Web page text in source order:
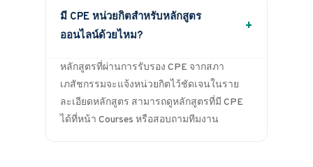
มี CPE หน่วยกิตสำหรับหลักสูตร
ออนไลน์ด้วยไหม?
+
หลักสูตรที่ผ่านการรับรอง CPE จากสภา
เภสัชกรรมจะแจ้งหน่วยกิตไว้ชัดเจนในราย
ละเอียดหลักสูตร สามารถดูหลักสูตรที่มี CPE
ได้ที่หน้า Courses หรือสอบถามทีมงาน